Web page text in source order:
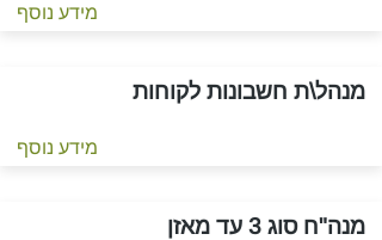
מידע נוסף
מנהל\ת חשבונות לקוחות
מידע נוסף
מנה"ח סוג 3 עד מאזן